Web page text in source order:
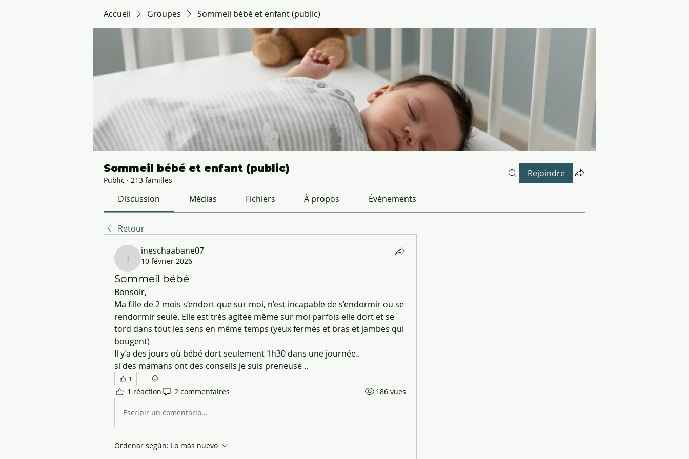
Accueil Groupes Sommeil bébé et enfant (public)
Sommeil bébé et enfant (public)
Public · 213 familles
Rejoindre
Discussion Médias Fichiers À propos Événements
Retour
ineschaabane07
ineschaabane07
10 février 2026
Sommeil bébé
Bonsoir,
Ma fille de 2 mois s’endort que sur moi, n’est incapable de s’endormir ou se
rendormir seule. Elle est très agitée même sur moi parfois elle dort et se
tord dans tout les sens en même temps (yeux fermés et bras et jambes qui
bougent)
Il y’a des jours où bébé dort seulement 1h30 dans une journée..
si des mamans ont des conseils je suis preneuse ..
1
1 réaction 2 commentaires 186 vues
Escribir un comentario...
Ordenar según: Lo más nuevo